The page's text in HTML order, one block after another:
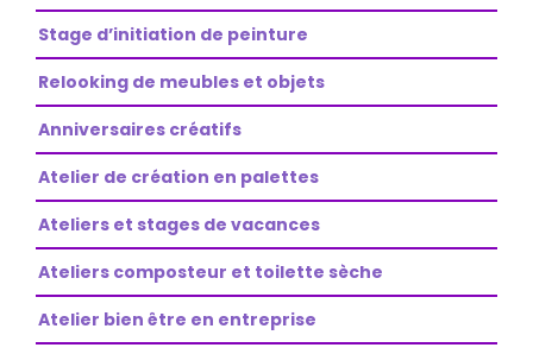
Stage d’initiation de peinture
Relooking de meubles et objets
Anniversaires créatifs
Atelier de création en palettes
Ateliers et stages de vacances
Ateliers composteur et toilette sèche
Atelier bien être en entreprise